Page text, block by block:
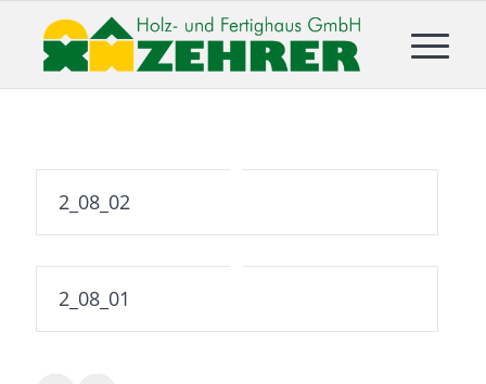
2_08_02
2_08_01